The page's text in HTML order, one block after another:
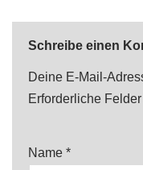
Schreibe einen
Deine E-Mail-
Erforderliche
Name *